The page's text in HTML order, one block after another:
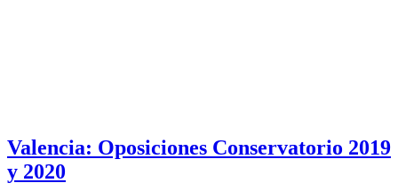
Valencia: Oposiciones Conservatorio 2019
y 2020